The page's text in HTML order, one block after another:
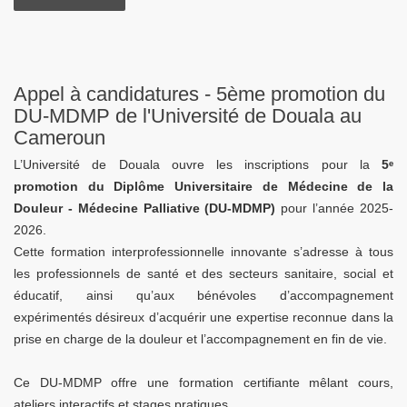
Appel à candidatures - 5ème promotion du
DU-MDMP de l'Université de Douala au
Cameroun
L’Université de Douala ouvre les inscriptions pour la 5ᵉ
promotion du Diplôme Universitaire de Médecine de la
Douleur - Médecine Palliative (DU-MDMP) pour l’année 2025-
2026.
Cette formation interprofessionnelle innovante s’adresse à tous
les professionnels de santé et des secteurs sanitaire, social et
éducatif, ainsi qu’aux bénévoles d’accompagnement
expérimentés désireux d’acquérir une expertise reconnue dans la
prise en charge de la douleur et l’accompagnement en fin de vie.
Ce DU-MDMP offre une formation certifiante mêlant cours,